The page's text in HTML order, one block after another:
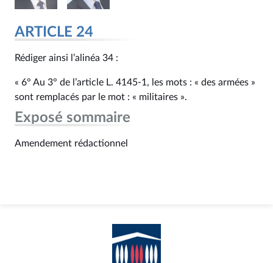
ARTICLE 24
Rédiger ainsi l’alinéa 34 :
« 6° Au 3° de l’article L. 4145‑1, les mots : « des armées »
sont remplacés par le mot : « militaires ».
Exposé sommaire
Amendement rédactionnel